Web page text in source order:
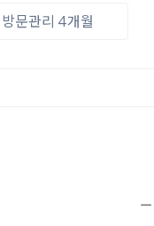
방문관리 4개월